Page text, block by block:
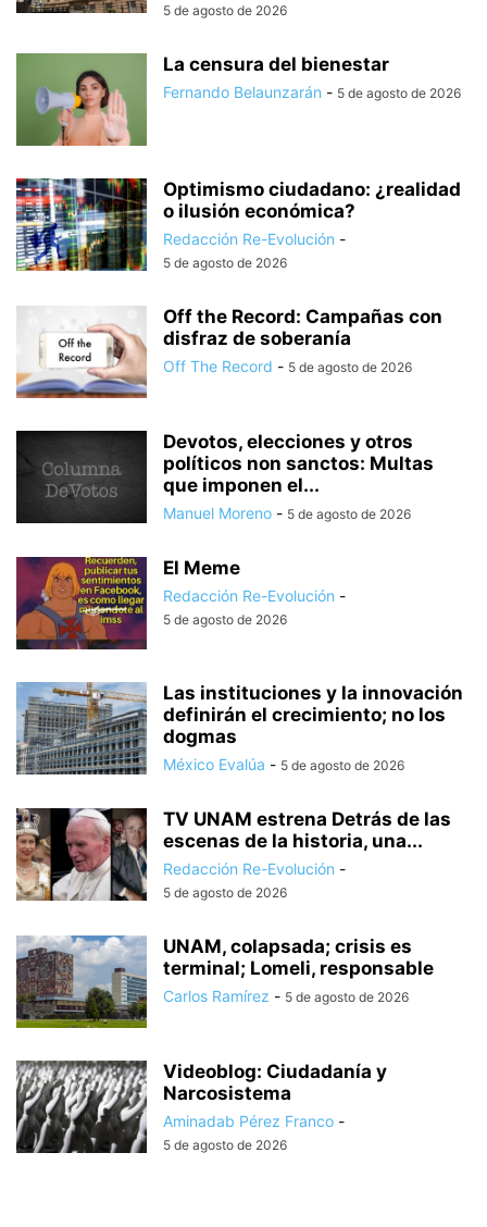
5 de agosto de 2026
La censura del bienestar
Fernando Belaunzarán - 5 de agosto de 2026
Optimismo ciudadano: ¿realidad
o ilusión económica?
Redacción Re-Evolución -
5 de agosto de 2026
Off the Record: Campañas con
disfraz de soberanía
Off The Record - 5 de agosto de 2026
Devotos, elecciones y otros
políticos non sanctos: Multas
que imponen el...
Manuel Moreno - 5 de agosto de 2026
El Meme
Redacción Re-Evolución -
5 de agosto de 2026
Las instituciones y la innovación
definirán el crecimiento; no los
dogmas
México Evalúa - 5 de agosto de 2026
TV UNAM estrena Detrás de las
escenas de la historia, una...
Redacción Re-Evolución -
5 de agosto de 2026
UNAM, colapsada; crisis es
terminal; Lomeli, responsable
Carlos Ramírez - 5 de agosto de 2026
Videoblog: Ciudadanía y
Narcosistema
Aminadab Pérez Franco -
5 de agosto de 2026